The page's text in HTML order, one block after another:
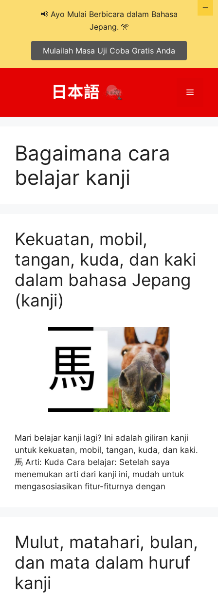
Menu
Bagaimana cara
belajar kanji
Kekuatan, mobil,
tangan, kuda, dan kaki
dalam bahasa Jepang
(kanji)
Mari belajar kanji lagi? Ini adalah giliran kanji
untuk kekuatan, mobil, tangan, kuda, dan kaki.
馬 Arti: Kuda Cara belajar: Setelah saya
menemukan arti dari kanji ini, mudah untuk
mengasosiasikan fitur-fiturnya dengan
Mulut, matahari, bulan,
dan mata dalam huruf
kanji
📢 Ayo Mulai Berbicara dalam Bahasa
Jepang. 🎌
Mulailah Masa Uji Coba Gratis Anda